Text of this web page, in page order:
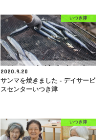
いつき津
2020.9.20
サンマを焼きました - デイサービ
スセンターいつき津
いつき津